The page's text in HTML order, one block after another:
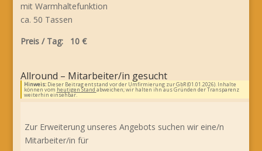
mit Warmhaltefunktion
ca. 50 Tassen
Preis / Tag: 10 €
Allround – Mitarbeiter/in gesucht
Hinweis:Dieser Beitrag entstand vor der Umfirmierung zur GbR (01.01.2026). Inhalte
können vom heutigen Stand abweichen; wir halten ihn aus Gründen der Transparenz
weiterhin einsehbar.
Zur Erweiterung unseres Angebots suchen wir eine/n
Mitarbeiter/in für